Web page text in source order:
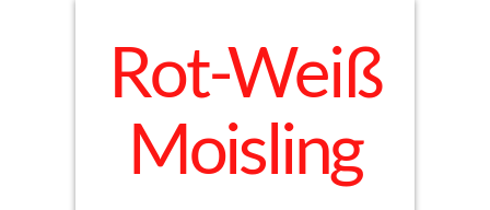
Rot-Weiß
Moisling